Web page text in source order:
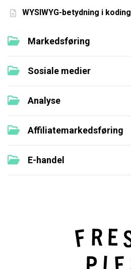
WYSIWYG-betydning i koding
Markedsføring
Sosiale medier
Analyse
Affiliatemarkedsføring
E-handel